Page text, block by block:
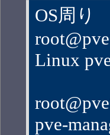
OS周り
Linux
pve-